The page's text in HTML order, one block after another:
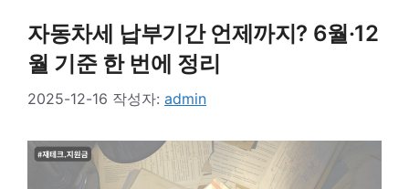
자동차세 납부기간 언제까지? 6월·12
월 기준 한 번에 정리
2025-12-16 작성자: admin